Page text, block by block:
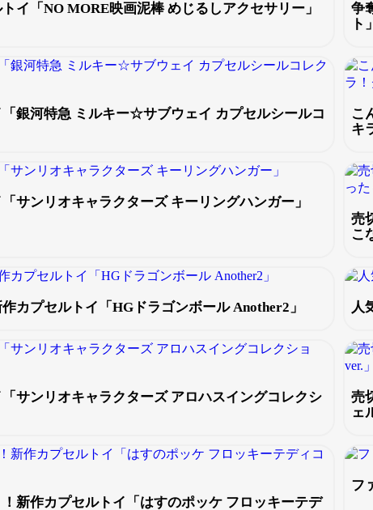
イ「NO MORE映画泥棒 めじるしアクセサリー」
争
ト」
銀河特急 ミルキー☆サブウェイ カプセルシールコ
こ
キ
サンリオキャラクターズ キーリングハンガー」
売
こ
カプセルトイ「HGドラゴンボール Another2」 人
サンリオキャラクターズ アロハスイングコレクシ
売
ェ
新作カプセルトイ「はすのポッケ フロッキーテデ
フ